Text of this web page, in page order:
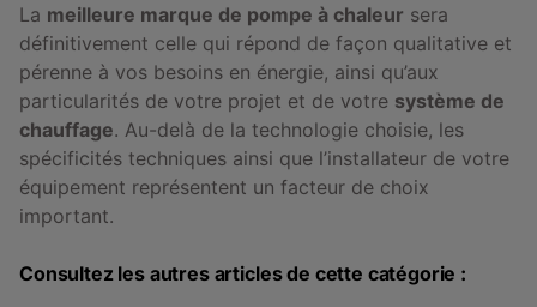
La meilleure marque de pompe à chaleur sera
définitivement celle qui répond de façon qualitative et
pérenne à vos besoins en énergie, ainsi qu’aux
particularités de votre projet et de votre système de
chauffage. Au-delà de la technologie choisie, les
spécificités techniques ainsi que l’installateur de votre
équipement représentent un facteur de choix
important.
Consultez les autres articles de cette catégorie :